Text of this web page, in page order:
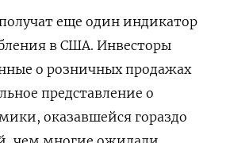
еще один индикатор
в США. Инвесторы
о розничных продажах
представление о
оказавшейся гораздо